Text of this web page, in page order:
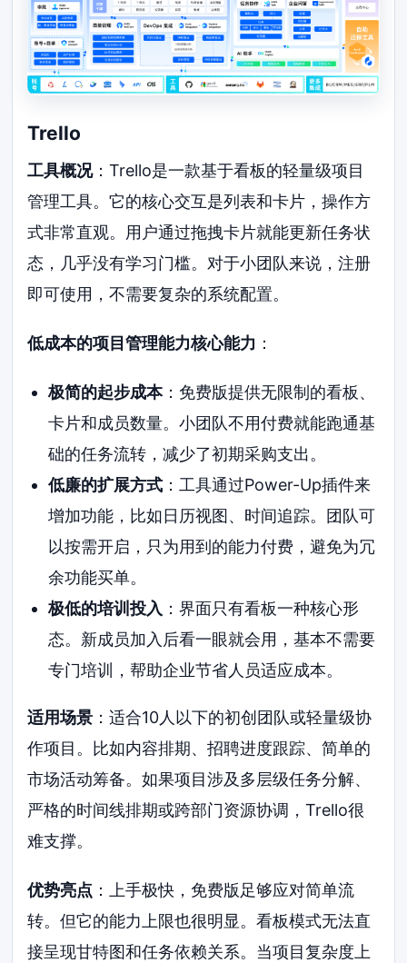
Trello
工具概况：Trello是一款基于看板的轻量级项目
管理工具。它的核心交互是列表和卡片，操作方
式非常直观。用户通过拖拽卡片就能更新任务状
态，几乎没有学习门槛。对于小团队来说，注册
即可使用，不需要复杂的系统配置。
低成本的项目管理能力核心能力 ：
极简的起步成本：免费版提供无限制的看板、
卡片和成员数量。小团队不用付费就能跑通基
础的任务流转，减少了初期采购支出。
低廉的扩展方式：工具通过Power-Up插件来
增加功能，比如日历视图、时间追踪。团队可
以按需开启，只为用到的能力付费，避免为冗
余功能买单。
极低的培训投入 ：界面只有看板一种核心形
态。新成员加入后看一眼就会用，基本不需要
专门培训，帮助企业节省人员适应成本。
适用场景 ：适合10人以下的初创团队或轻量级协
作项目。比如内容排期、招聘进度跟踪、简单的
市场活动筹备。如果项目涉及多层级任务分解、
严格的时间线排期或跨部门资源协调，Trello很
难支撑。
优势亮点 ：上手极快，免费版足够应对简单流
转。但它的能力上限也很明显。看板模式无法直
接呈现甘特图和任务依赖关系。当项目复杂度上